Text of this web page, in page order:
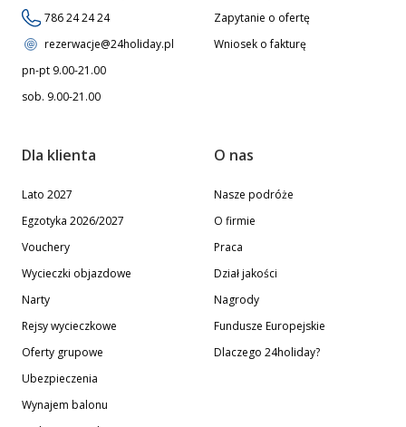
786 24 24 24
rezerwacje@24holiday.pl
pn-pt 9.00-21.00
sob. 9.00-21.00
Zapytanie o ofertę
Wniosek o fakturę
Dla klienta
Lato 2027
Egzotyka 2026/2027
Vouchery
Wycieczki objazdowe
Narty
Rejsy wycieczkowe
Oferty grupowe
Ubezpieczenia
Wynajem balonu
O nas
Nasze podróże
O firmie
Praca
Dział jakości
Nagrody
Fundusze Europejskie
Dlaczego 24holiday?